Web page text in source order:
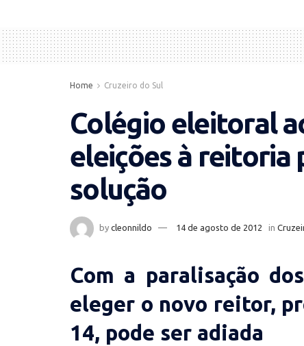
Home Cruzeiro do Sul
Colégio eleitoral
eleições à reitoria
solução
by cleonnildo 14 de agosto de 2012 in
Com a paralisação
eleger o novo reitor,
14, pode ser adiada